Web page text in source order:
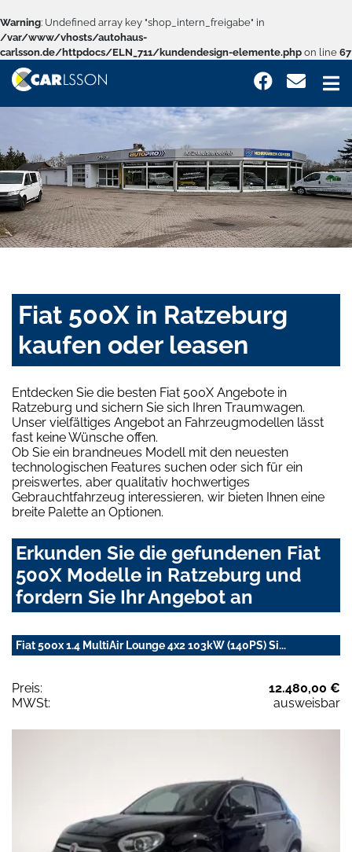
Warning: Undefined array key "shop_intern_freigabe" in
/var/www/vhosts/autohaus-
carlsson.de/httpdocs/ELN_711/kundendesign-elemente.php on line 67
Fiat 500X in Ratzeburg
kaufen oder leasen
Entdecken Sie die besten Fiat 500X Angebote in
Ratzeburg und sichern Sie sich Ihren Traumwagen.
Unser vielfältiges Angebot an Fahrzeugmodellen lässt
fast keine Wünsche offen.
Ob Sie ein brandneues Modell mit den neuesten
technologischen Features suchen oder sich für ein
preiswertes, aber qualitativ hochwertiges
Gebrauchtfahrzeug interessieren, wir bieten Ihnen eine
breite Palette an Optionen.
Erkunden Sie die gefundenen Fiat
500X Modelle in Ratzeburg und
fordern Sie Ihr Angebot an
Fiat 500x 1.4 MultiAir Lounge 4x2 103kW (140PS) Si...
Preis:
12.480,00 €
MWSt:
ausweisbar